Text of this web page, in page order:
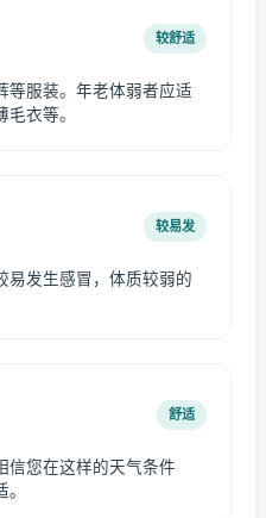
较舒适
等服装。年老体弱者应适
衣等。
较易发
易发生感冒，体质较弱的
舒适
信您在这样的天气条件